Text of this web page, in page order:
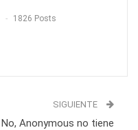
1826 Posts
SIGUIENTE
No, Anonymous no tiene